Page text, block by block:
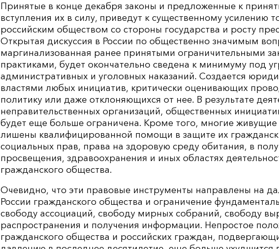
Принятые в конце декабря законы и предложенные к
вступления их в силу, приведут к существенному усилению
российским обществом со стороны государства и росту
Открытая дискуссия в России по общественно значимым
маргинализованная ранее принятыми ограничительными
практиками, будет окончательно сведена к минимуму под
административных и уголовных наказаний. Создается
властями любых инициатив, критически оценивающих
политику или даже отклоняющихся от нее. В результате
неправительственных организаций, общественных
будет еще больше ограничена. Кроме того, многие живущие
лишены квалифицированной помощи в защите их
социальных прав, права на здоровую среду обитания, в
просвещения, здравоохранения и иных областях
гражданского общества.
Очевидно, что эти правовые инструменты направлены на
России гражданского общества и ограничение
свободу ассоциаций, свободу мирных собраний, свободу
распространения и получения информации. Непростое
гражданского общества и российских граждан,